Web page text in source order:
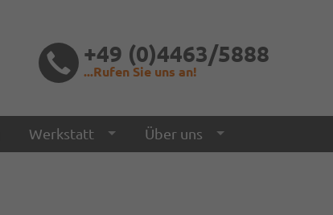
+49 (0)4463/5888
...Rufen Sie uns an!
Werkstatt Über uns